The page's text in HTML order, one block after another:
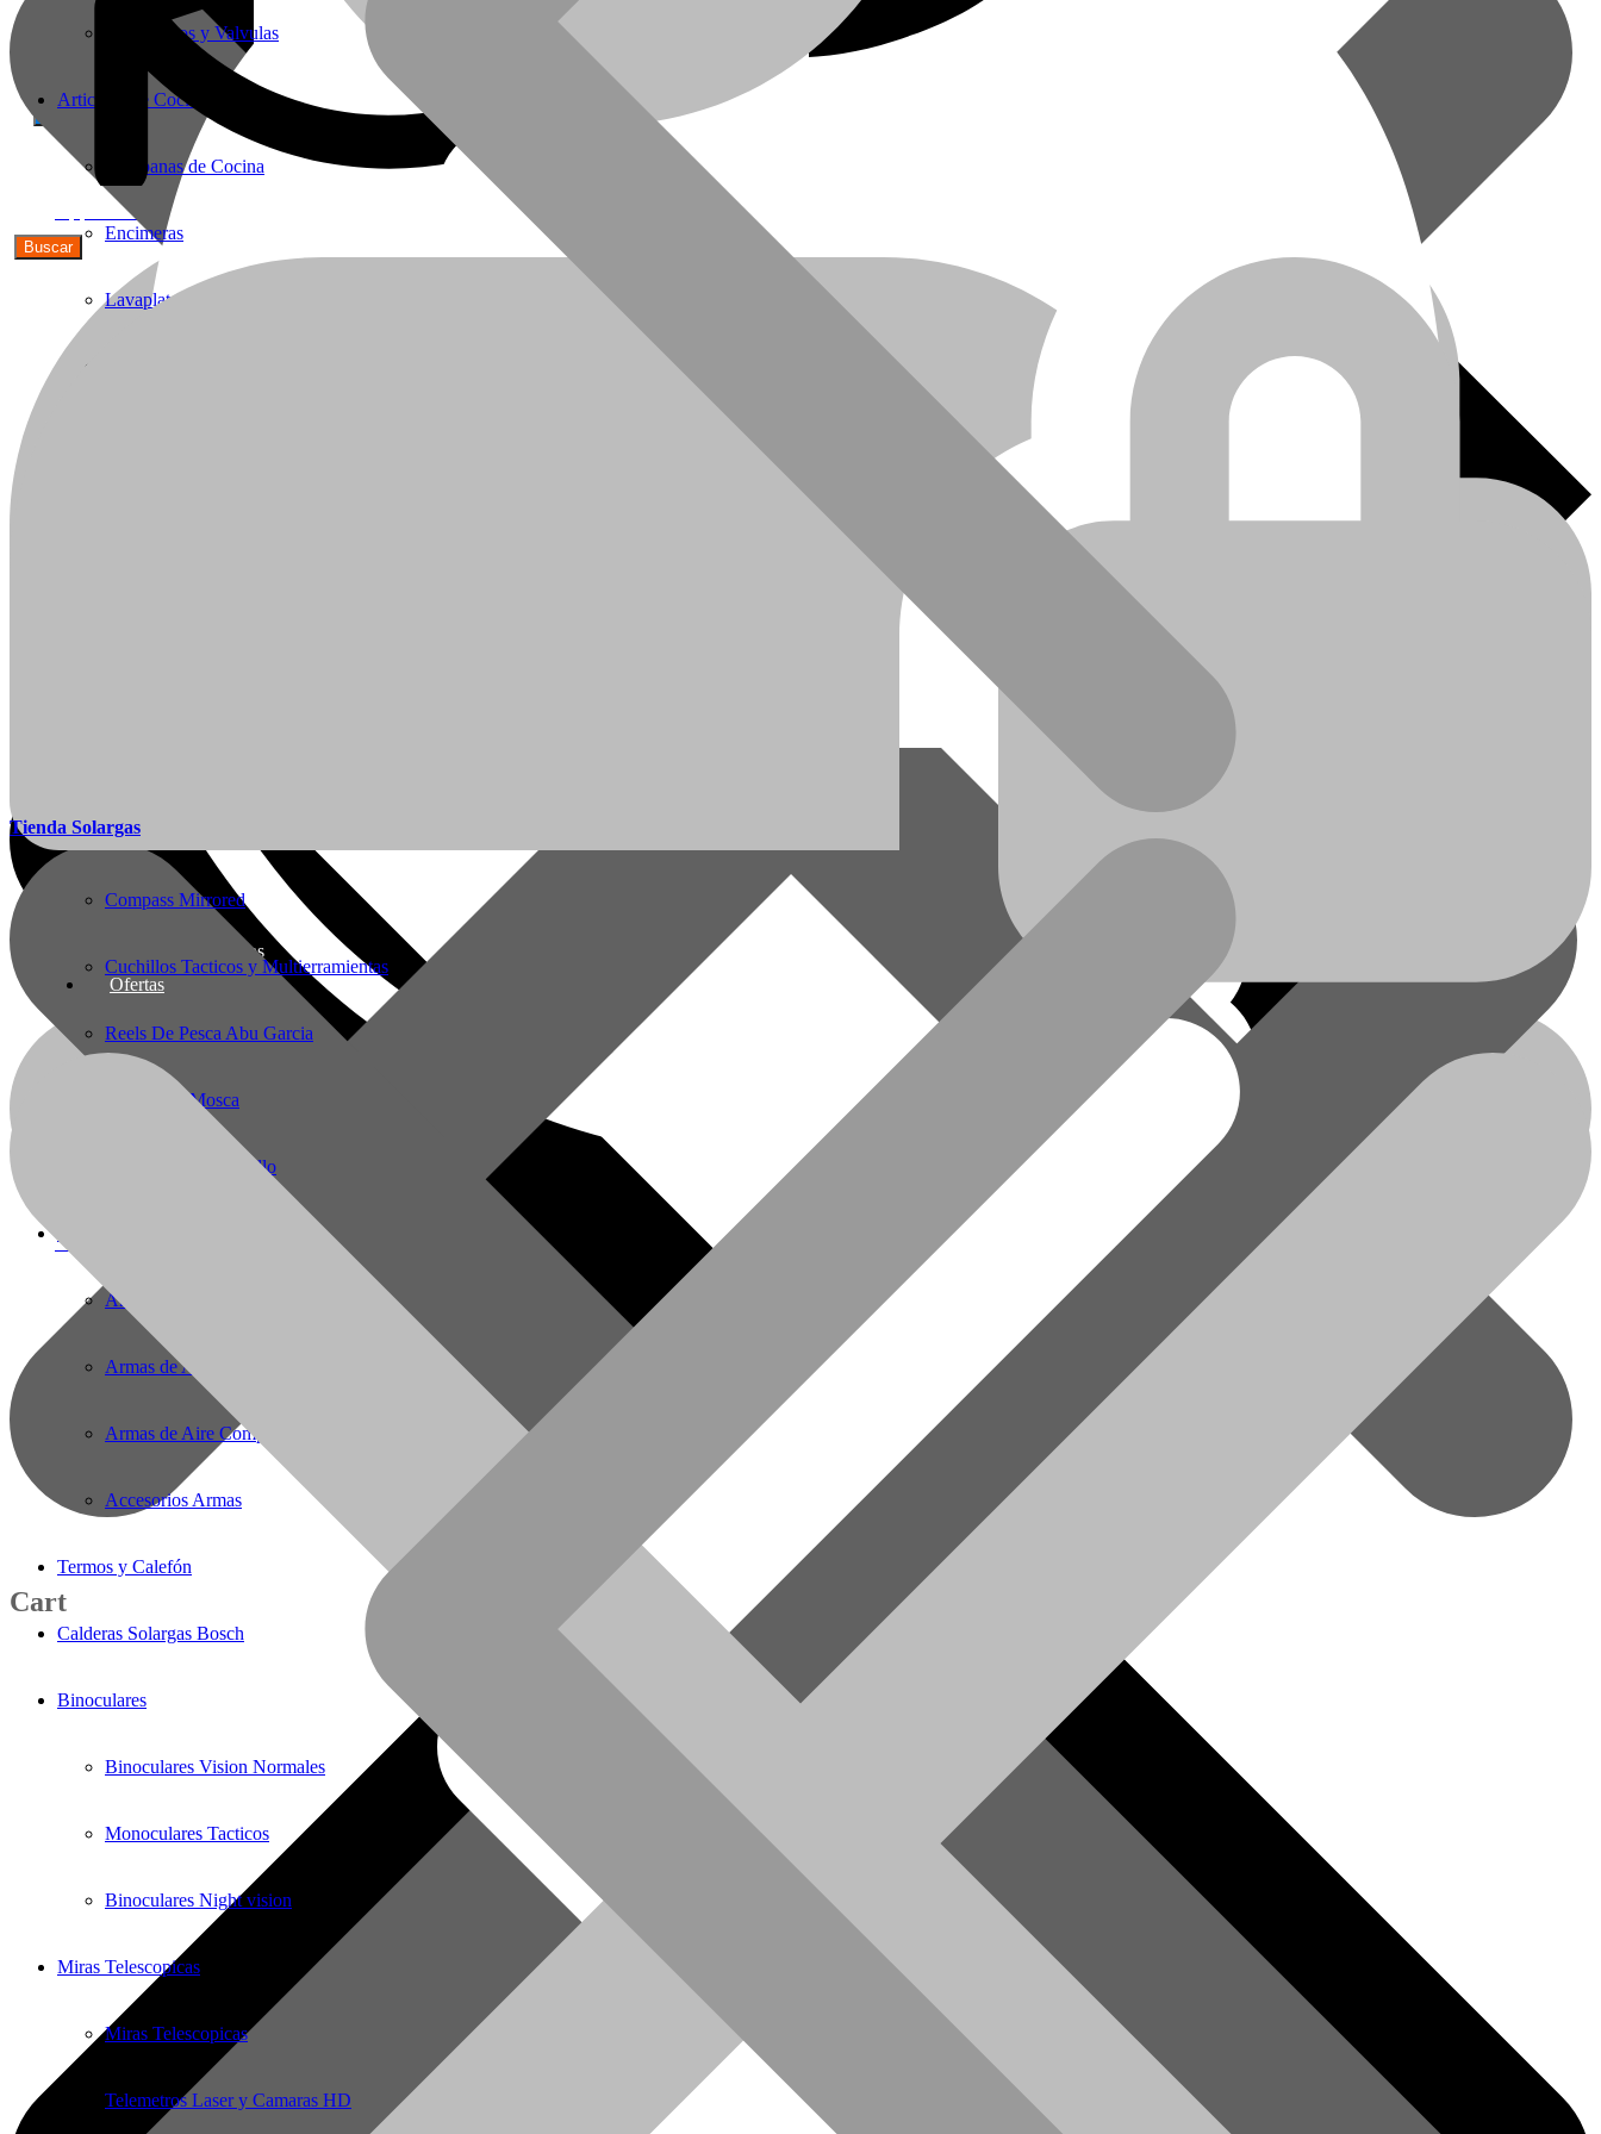
Nueva línea Solargas
56(9)91590692
56(61)2221727
E-Mail:
Cart
Mi Cuenta
Termostatos y Valvulas
Articulos de Cocina
Campanas de Cocina
Encimeras
Lavaplatos y Accesorios
Ropa de Cacería y Militar
Compass Mirrored
Cuchillos Tacticos y Multierramientas
Reels De Pesca Abu Garcia
Pesca Con Mosca
Monturas para Caballo
Armas de Aire Comprimido
Armas de Aire Comprimido PCP
Armas de Aire Competicion
Accesorios Armas
Termos y Calefón
Calderas Solargas Bosch
Binoculares
Binoculares Vision Normales
Monoculares Tacticos
Binoculares Night vision
Miras Telescopicas
Miras Telescopicas
Telemetros Laser y Camaras HD
Ofertas
Tienda Solargas